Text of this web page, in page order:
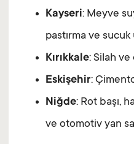
Kayseri: Meyve
pastırma ve
Kırıkkale: Silah
Eskişehir:
Niğde: Rot başı,
ve otomotiv yan